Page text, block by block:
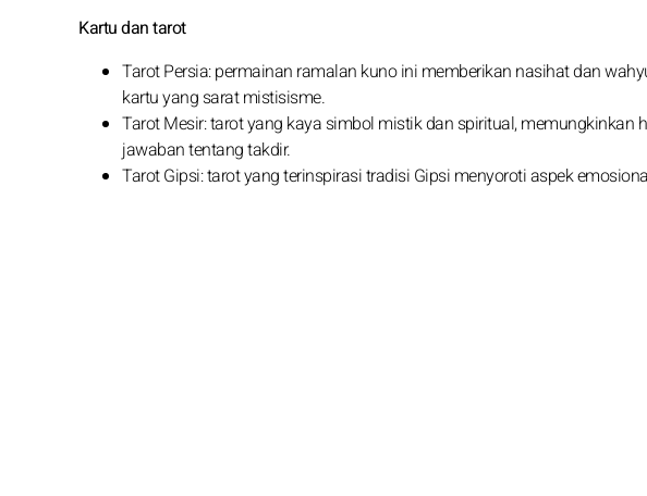
Kartu dan tarot
Tarot Persia: permainan ramalan kuno ini memberikan nasihat dan
kartu yang sarat mistisisme.
Tarot Mesir: tarot yang kaya simbol mistik dan spiritual, memungkinkan
jawaban tentang takdir.
Tarot Gipsi: tarot yang terinspirasi tradisi Gipsi menyoroti aspek